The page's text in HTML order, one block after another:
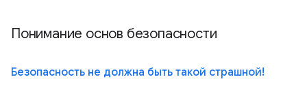
Понимание основ безопасности
Безопасность не должна быть такой страшной!